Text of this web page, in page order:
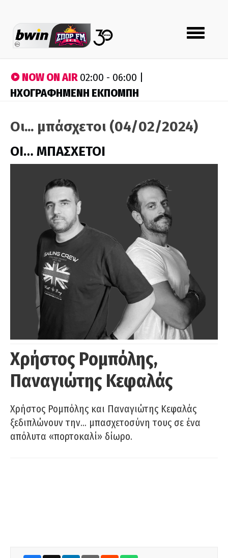
Toggle
navigation
NOW ON AIR02:00 - 06:00 |
ΗΧΟΓΡΑΦΗΜΕΝΗ ΕΚΠΟΜΠΗ
Οι... μπάσχετοι (04/02/2024)
ΟΙ… ΜΠΑΣΧΕΤΟΙ
Χρήστος Ρομπόλης,
Παναγιώτης Κεφαλάς
Χρήστος Ρομπόλης και Παναγιώτης Κεφαλάς
ξεδιπλώνουν την… μπασχετοσύνη τους σε ένα
απόλυτα «πορτοκαλί» δίωρο.